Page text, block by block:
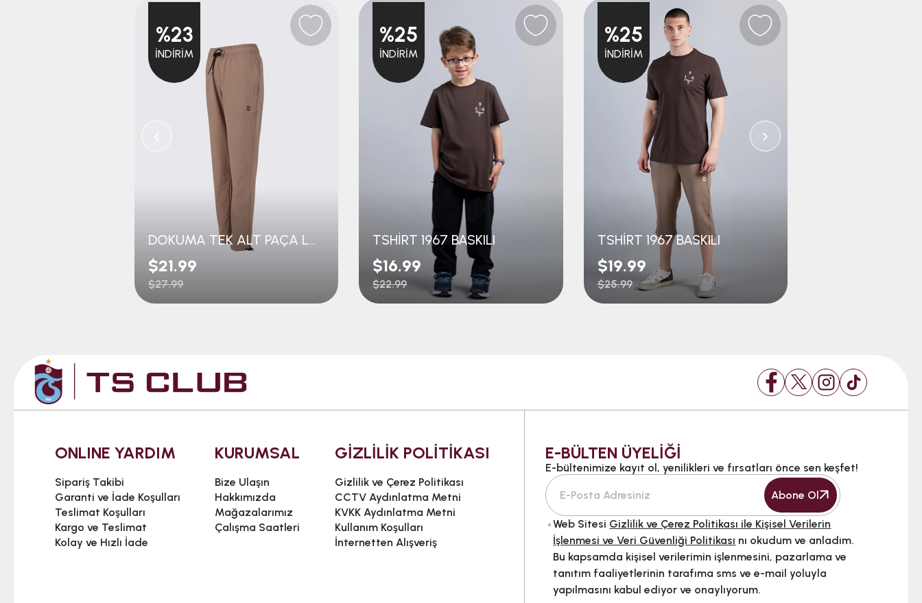
DOKUMA TEK ALT PAÇA LASTİKLİ
$21.99
$27.99
%23
İNDIRIM
TSHİRT 1967 BASKILI
$16.99
$22.99
%25
İNDIRIM
TSHİRT 1967 BASKILI
$19.99
$25.99
%25
İNDIRIM
›
ONLINE YARDIM
Sipariş Takibi
Garanti ve İade Koşulları
Teslimat Koşulları
Kargo ve Teslimat
Kolay ve Hızlı İade
KURUMSAL
Bize Ulaşın
Hakkımızda
Mağazalarımız
Çalışma Saatleri
GİZLİLİK POLİTİKASI
Gizlilik ve Çerez Politikası
CCTV Aydınlatma Metni
KVKK Aydınlatma Metni
Kullanım Koşulları
İnternetten Alışveriş
E-BÜLTEN ÜYELİĞİ
E-bültenimize kayıt ol, yenilikleri ve fırsatları önce sen keşfet!
Abone Ol
Web Sitesi Gizlilik ve Çerez Politikası ile Kişisel Verilerin
İşlenmesi ve Veri Güvenliği Politikası nı okudum ve anladım.
Bu kapsamda kişisel verilerimin işlenmesini, pazarlama ve
tanıtım faaliyetlerinin tarafıma sms ve e-mail yoluyla
yapılmasını kabul ediyor ve onaylıyorum.